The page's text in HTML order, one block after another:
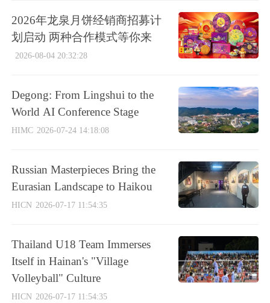
2026年龙泉月饼经销商招募计
划启动 两种合作模式等你来
2026-08-04 20:32:28
Degong: From Lingshui to the
World AI Conference Stage
HIMC 2026-07-24 14:18:08
Russian Masterpieces Bring the
Eurasian Landscape to Haikou
HICN 2026-07-17 11:54:35
Thailand U18 Team Immerses
Itself in Hainan's "Village
Volleyball" Culture
HICN 2026-07-17 11:54:35